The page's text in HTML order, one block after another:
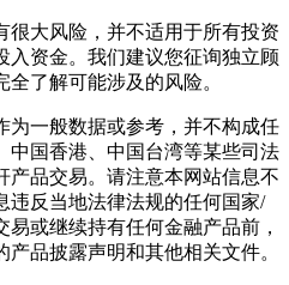
很大风险，并不适用于所有投资
入资金。我们建议您征询独立顾
了解可能涉及的风险。
为一般数据或参考，并不构成任
中国香港、中国台湾等某些司法
产品交易。请注意本网站信息不
违反当地法律法规的任何国家/
或继续持有任何金融产品前，
品披露声明和其他相关文件。